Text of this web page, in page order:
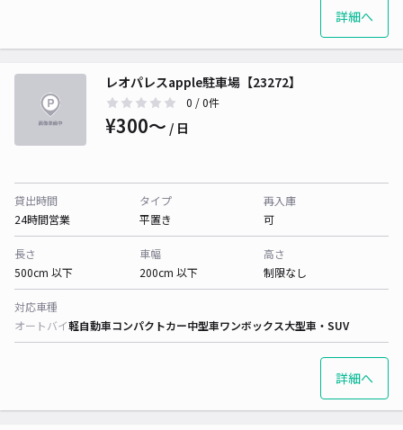
詳細へ
レオパレスapple駐車場【23272】
0 / 0件
¥300〜 / 日
貸出時間
24時間営業
タイプ
平置き
再入庫
可
長さ
500cm 以下
車幅
200cm 以下
高さ
制限なし
対応車種
オートバイ軽自動車コンパクトカー中型車ワンボックス大型車・SUV
詳細へ